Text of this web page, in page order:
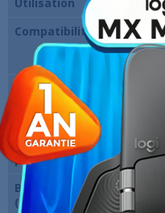
Compatibilité
Couleur
Désignation
Diamètre haut-
parleur
Bande passante
(Fréquence Maxi)